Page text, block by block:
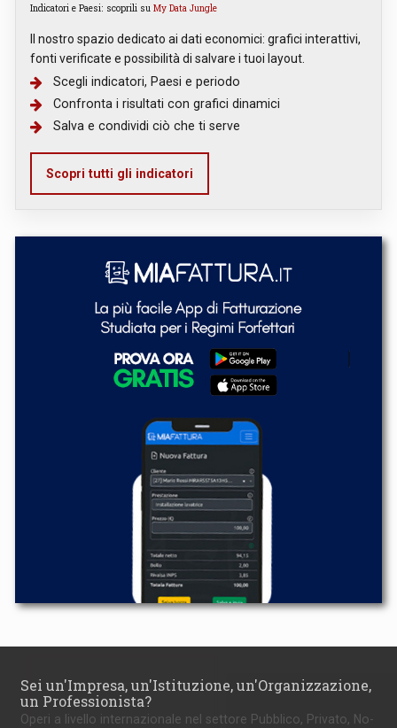
Indicatori e Paesi: scoprili su My Data Jungle
Il nostro spazio dedicato ai dati economici: grafici interattivi,
fonti verificate e possibilità di salvare i tuoi layout.
Scegli indicatori, Paesi e periodo
Confronta i risultati con grafici dinamici
Salva e condividi ciò che ti serve
Scopri tutti gli indicatori
Sei un'Impresa, un'Istituzione, un'Organizzazione,
un Professionista?
Operi a livello internazionale nel settore Pubblico, Privato, No-